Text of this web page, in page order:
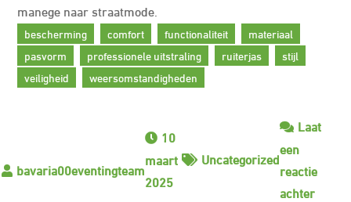
manege naar straatmode.
bescherming comfort functionaliteit
materiaal
pasvorm
professionele uitstraling ruiterjas
stijl
veiligheid
weersomstandigheden
10
maart
2025
Uncategorized
Laat
een
reactie
achterop